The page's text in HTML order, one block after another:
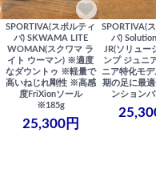
SPORTIVA(スポルティ
バ) SKWAMA LITE
WOMAN(スクワマ ラ
イト ウーマン) ※適度
なダウントゥ ※軽量で
高いねじれ剛性 ※高感
度FriXionソール
※185g
25,300円
SPORTIVA(
バ)
JR(ソリュー
ンプ ジュニ
ニア特化モ
期の足に最
ンション